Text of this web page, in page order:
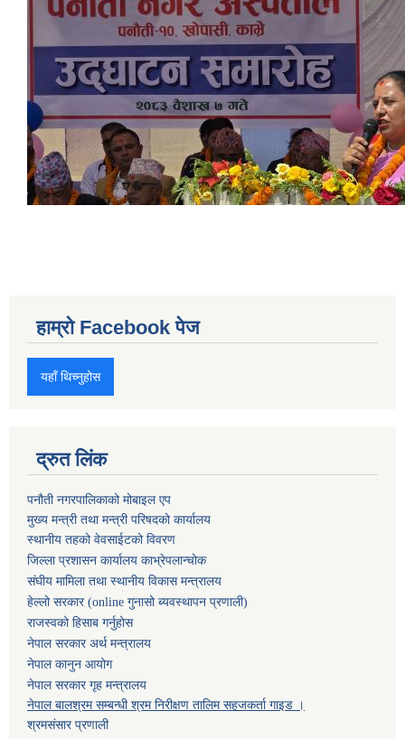
हाम्रो Facebook पेज
यहाँ थिच्नुहोस
द्रुत लिंक
पनौती नगरपालिकाको मोबाइल एप
मुख्य मन्त्री तथा मन्त्री परिषदको कार्यालय
स्थानीय तहको वेवसाईटको विवरण
जिल्ला प्रशासन कार्यालय काभ्रेपलान्चोक
संघीय मामिला तथा स्थानीय विकास मन्त्रालय
हेल्लो सरकार (online गुनासो ब्यवस्थापन प्रणाली)
राजस्वको हिसाब गर्नुहोस
नेपाल सरकार अर्थ मन्त्रालय
नेपाल कानुन आयोग
नेपाल सरकार गृह मन्त्रालय
नेपाल बालश्रम सम्बन्धी श्रम निरीक्षण तालिम सहजकर्ता गाइड ।
श्रमसंसार प्रणाली